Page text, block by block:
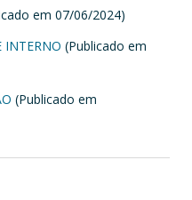
em 07/06/2024)
INTERNO (Publicado em
(Publicado em